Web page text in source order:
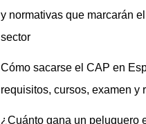
y normativas que marcarán el
sector
Cómo sacarse el CAP en
requisitos, cursos, examen y
¿Cuánto gana un peluquero